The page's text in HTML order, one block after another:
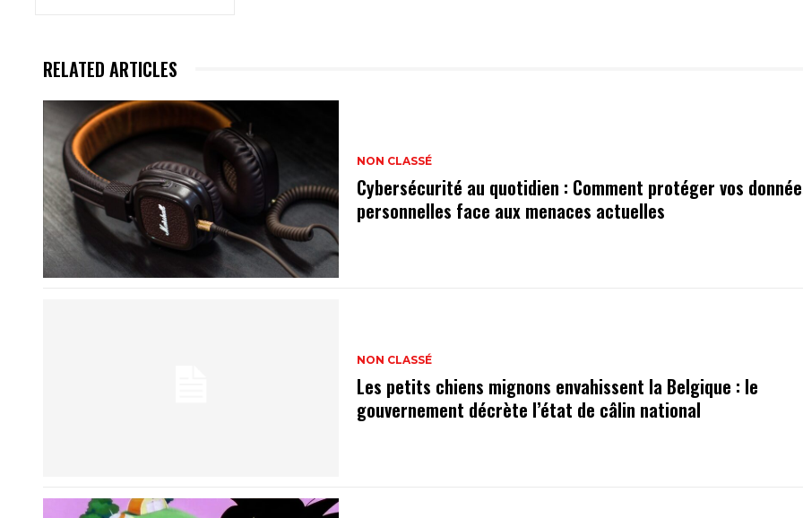
RELATED ARTICLES
NON CLASSÉ
Cybersécurité au quotidien : Comment protéger vos
personnelles face aux menaces actuelles
NON CLASSÉ
Les petits chiens mignons envahissent la Belgique : le
gouvernement décrète l’état de câlin national